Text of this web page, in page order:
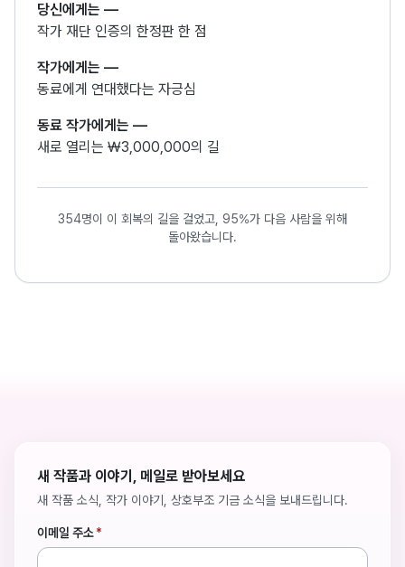
당신에게는 —
작가 재단 인증의 한정판 한 점
작가에게는 —
동료에게 연대했다는 자긍심
동료 작가에게는 —
새로 열리는 ₩3,000,000의 길
354명이 이 회복의 길을 걸었고, 95%가 다음 사람을 위해
돌아왔습니다.
새 작품과 이야기, 메일로 받아보세요
새 작품 소식, 작가 이야기, 상호부조 기금 소식을 보내드립니다.
이메일 주소*